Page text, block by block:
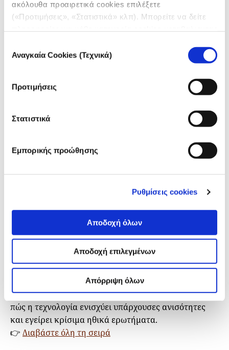
ακόλουθα προαιρετικά cookies επιλέξετε
(«Προτιμήσεις», «Στατιστικά» κλπ). Μπορείτε να δείτε
συγκατάθεσης
Αναγκαία Cookies (Τεχνικά)
Προτιμήσεις
Στατιστικά
Εμπορικής προώθησης
Ρυθμίσεις cookies
Αποδοχή όλων
Αποδοχή επιλεγμένων
Απόρριψη όλων
συχνά εκπροσωπεί πολλαπλά επιβεβαιωμένα κλιπ.
👉Δείτε τον χάρτη
εστιάζει στις
παρακολούθηση, παραπληροφόρηση,
υπερεκμετάλλευση δεδομένων («extractivism») και
την αόρατη ανθρώπινη εργασία πίσω από την
τεχνητή νοημοσύνη. Κείμενα των Σάφα Γκνάιμ (
Ghnaim), Λουίζ Χισαγιάσου (Louise Hisayasu),
Ντομινίκα Κνομπλόχοβα (Dominika Knoblochová
Κρίστι Λανγκ (Christy Lange) και άλλων δείχνουν
πώς η τεχνολογία ενισχύει υπάρχουσες ανισότητες
και εγείρει κρίσιμα ηθικά ερωτήματα.
👉 Διαβάστε όλη τη σειρά